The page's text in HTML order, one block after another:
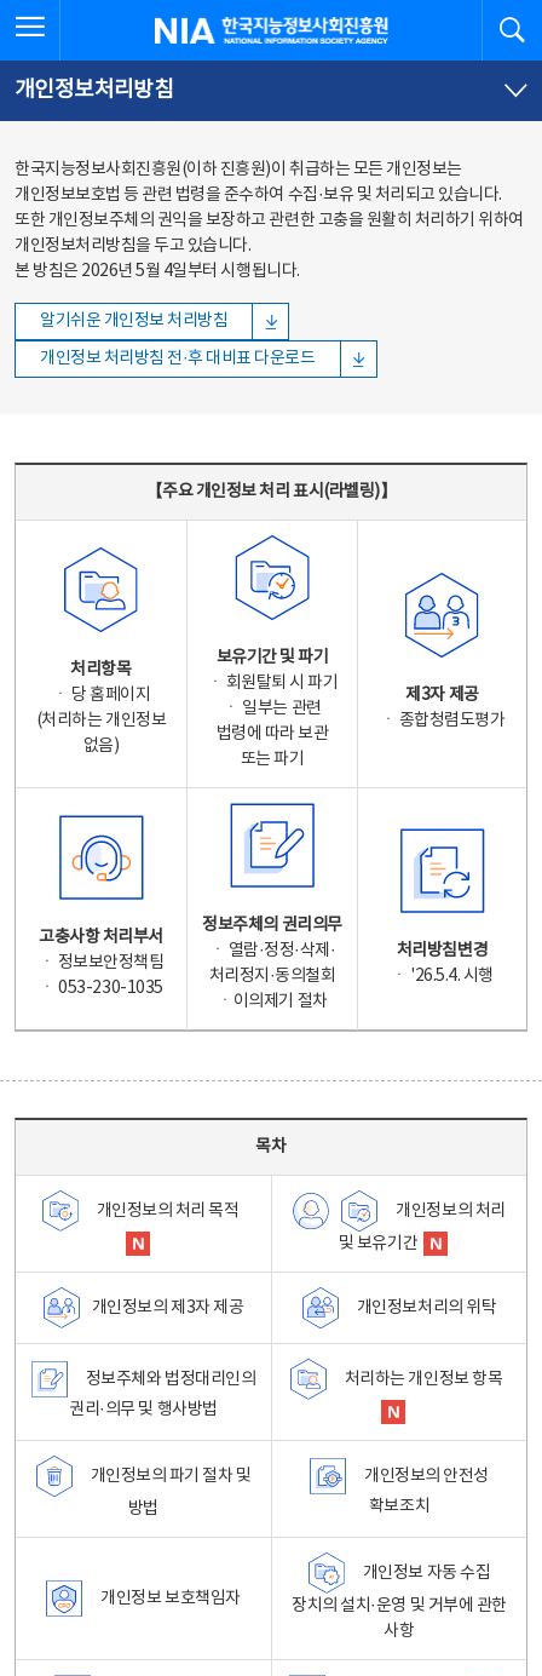
바로가기
바로가기
한국지능정보사회진흥원
개인정보처리방침
한국지능정보사회진흥원(이하 진흥원)이 취급하는 모든 개인정보는
개인정보보호법 등 관련 법령을 준수하여 수집·보유 및 처리되고 있습니다.
또한 개인정보주체의 권익을 보장하고 관련한 고충을 원활히 처리하기 위하여
개인정보처리방침을 두고 있습니다.
본 방침은 2026년 5월 4일부터 시행됩니다.
알기쉬운 개인정보 처리방침
개인정보 처리방침 전·후 대비표 다운로드
【주요 개인정보 처리 표시(라벨링)】
처리항목
ㆍ 당 홈페이지
(처리하는 개인정보
없음)
보유기간 및 파기
ㆍ 회원탈퇴 시 파기
ㆍ 일부는 관련
법령에 따라 보관
또는 파기
제3자 제공
ㆍ 종합청렴도평가
고충사항 처리부서
ㆍ 정보보안정책팀
ㆍ 053-230-1035
정보주체의 권리의무
ㆍ 열람·정정·삭제·
처리정지·동의철회
ㆍ이의제기 절차
처리방침변경
ㆍ '26.5.4. 시행
목차
개인정보의 처리 목적
개인정보의 처리
및 보유기간
개인정보의 제3자 제공 개인정보처리의 위탁
정보주체와 법정대리인의
권리·의무 및 행사방법
처리하는 개인정보 항목
개인정보의 파기 절차 및
방법
개인정보의 안전성
확보조치
개인정보 보호책임자
개인정보 자동 수집
장치의 설치·운영 및 거부에 관한
사항